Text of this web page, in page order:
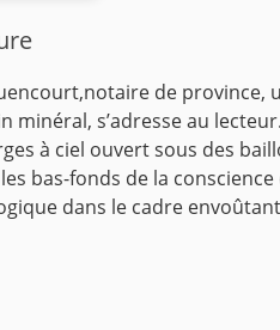
de province,
minéral, s’adresse au
à ciel ouvert sous des
bas-fonds de la
dans le cadre